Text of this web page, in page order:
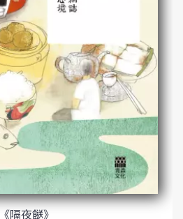
《隔夜餸》